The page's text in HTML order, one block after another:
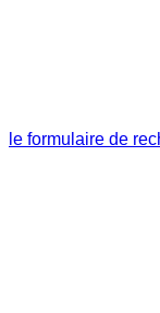
le formulaire de